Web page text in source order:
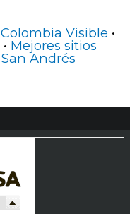
Colombia Visible •
• Mejores sitios
San Andrés